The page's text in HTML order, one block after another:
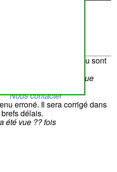
du site et son contenu sont
- Rue
Nous contacter
erroné. Il sera corrigé dans
délais.
été vue ??fois